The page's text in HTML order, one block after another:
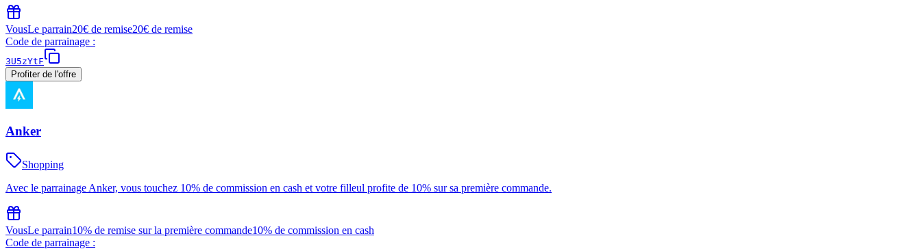
VousLe parrain20€ de remise20€ de remise
Code de parrainage :
3U5zYtF
Profiter de l'offre
Anker
Shopping
Avec le parrainage Anker, vous touchez 10% de commission en cash et votre filleul profite de 10% sur sa première commande.
VousLe parrain10% de remise sur la première commande10% de commission en cash
Code de parrainage :